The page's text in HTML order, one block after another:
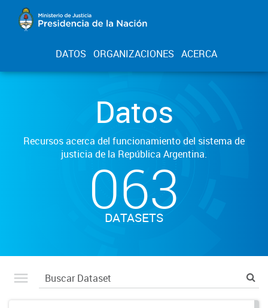
DATOS ORGANIZACIONES ACERCA
Datos
Recursos acerca del funcionamiento del sistema de
justicia de la República Argentina.
063
DATASETS